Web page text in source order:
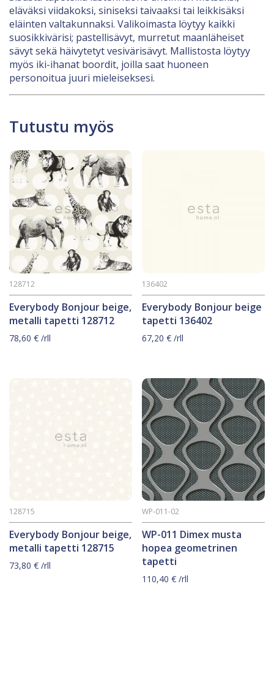
eläväksi viidakoksi, siniseksi taivaaksi tai leikkisäksi
eläinten valtakunnaksi. Valikoimasta löytyy kaikki
suosikkivärisi; pastellisävyt, murretut maanläheiset
sävyt sekä häivytetyt vesivärisävyt. Mallistosta löytyy
myös iki-ihanat boordit, joilla saat huoneen
personoitua juuri mieleiseksesi.
Tutustu myös
Everybody Bonjour beige,
metalli tapetti 128712
128712
78,60 € /rll
Everybody Bonjour beige
tapetti 136402
136402
67,20€ /rll
Everybody Bonjour beige,
metalli tapetti 128715
128715
73,80 € /rll
WP-011 Dimex musta
hopea geometrinen
tapetti
WP-011-02
110,40€ /rll